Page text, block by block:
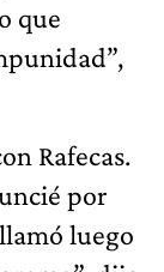
que
Rafecas.
por
luego